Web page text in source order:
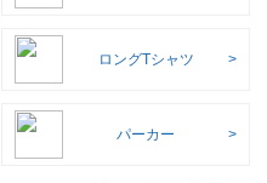
ロングTシャツ
パーカー